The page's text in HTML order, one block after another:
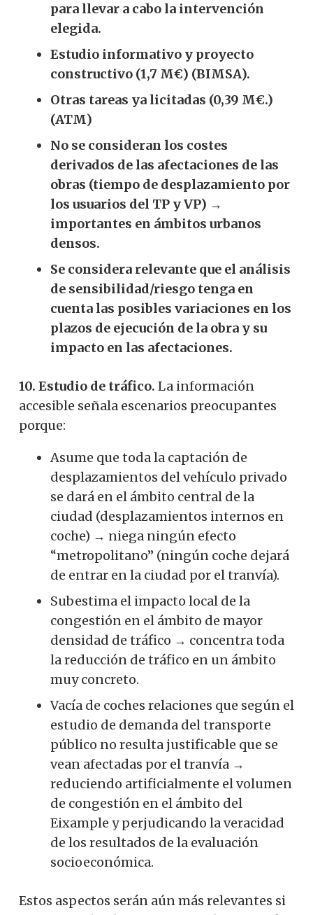
para llevar a cabo la intervención
elegida.
Estudio informativo y proyecto
constructivo (1,7 M€) (BIMSA).
Otras tareas ya licitadas (0,39 M€.)
(ATM)
No se consideran los costes
derivados de las afectaciones de las
obras (tiempo de desplazamiento por
los usuarios del TP y VP) →
importantes en ámbitos urbanos
densos.
Se considera relevante que el análisis
de sensibilidad/riesgo tenga en
cuenta las posibles variaciones en los
plazos de ejecución de la obra y su
impacto en las afectaciones.
10. Estudio de tráfico. La información
accesible señala escenarios preocupantes
porque:
Asume que toda la captación de
desplazamientos del vehículo privado
se dará en el ámbito central de la
ciudad (desplazamientos internos en
coche) → niega ningún efecto
“metropolitano” (ningún coche dejará
de entrar en la ciudad por el tranvía).
Subestima el impacto local de la
congestión en el ámbito de mayor
densidad de tráfico → concentra toda
la reducción de tráfico en un ámbito
muy concreto.
Vacía de coches relaciones que según el
estudio de demanda del transporte
público no resulta justificable que se
vean afectadas por el tranvía →
reduciendo artificialmente el volumen
de congestión en el ámbito del
Eixample y perjudicando la veracidad
de los resultados de la evaluación
socioeconómica.
Estos aspectos serán aún más relevantes si